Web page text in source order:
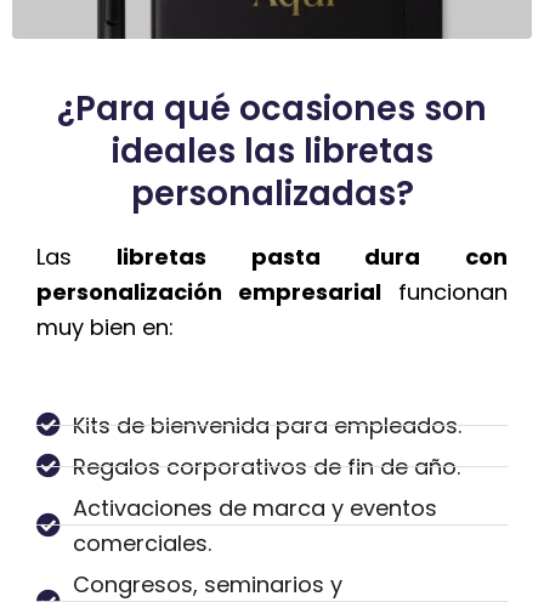
¿Para qué ocasiones son
ideales las libretas
personalizadas?
Las libretas pasta dura con
personalización empresarial funcionan
muy bien en:
Kits de bienvenida para empleados.
Regalos corporativos de fin de año.
Activaciones de marca y eventos
comerciales.
Congresos, seminarios y